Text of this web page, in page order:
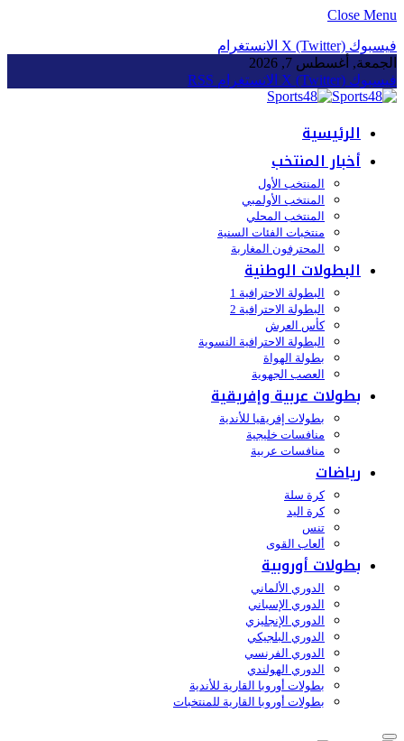
Close Menu
فيسبوك X (Twitter) الانستغرام
الجمعة, أغسطس 7, 2026
فيسبوك X (Twitter) الانستغرام RSS
الرئيسية
أخبار المنتخب
المنتخب الأول
المنتخب الأولمبي
المنتخب المحلي
منتخبات الفئات السنية
المحترفون المغاربة
البطولات الوطنية
البطولة الاحترافية 1
البطولة الاحترافية 2
كأس العرش
البطولة الاحترافية النسوية
بطولة الهواة
العصب الجهوية
بطولات عربية وإفريقية
بطولات إفريقيا للأندية
منافسات خليجية
منافسات عربية
رياضات
كرة سلة
كرة اليد
تنس
ألعاب القوى
بطولات أوروبية
الدوري الألماني
الدوري الإسباني
الدوري الإنجليزي
الدوري البلجيكي
الدوري الفرنسي
الدوري الهولندي
بطولات أوروبا القارية للأندية
بطولات أوروبا القارية للمنتخبات